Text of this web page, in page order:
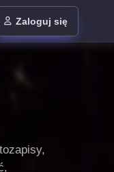
Zaloguj się